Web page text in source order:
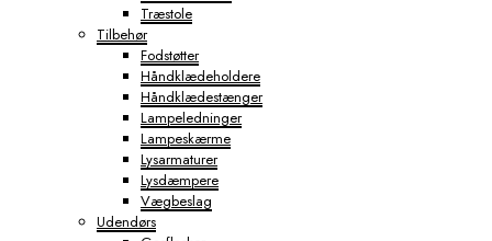
Træstole
Tilbehør
Fodstøtter
Håndklædeholdere
Håndklædestænger
Lampeledninger
Lampeskærme
Lysarmaturer
Lysdæmpere
Vægbeslag
Udendørs